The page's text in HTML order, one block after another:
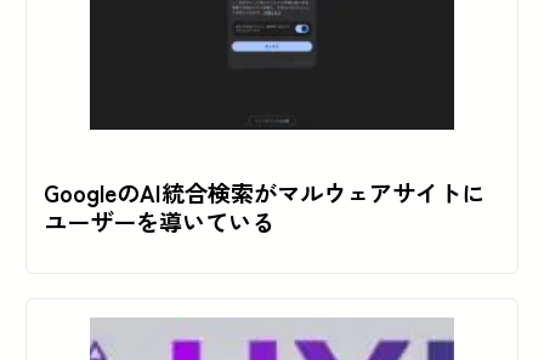
GoogleのAI統合検索がマルウェアサイトに
ユーザーを導いている